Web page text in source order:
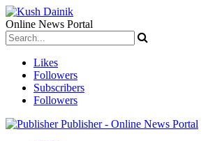
Online News Portal
Likes
Followers
Subscribers
Followers
Publisher - Online News Portal